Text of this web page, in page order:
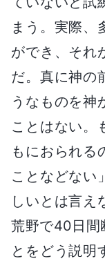
まう。実際、
ができ、それ
だ。真に神の
うなものを神
ことはない。
もにおられる
ことなどない
しいとは言え
荒野で40日間
とをどう説明